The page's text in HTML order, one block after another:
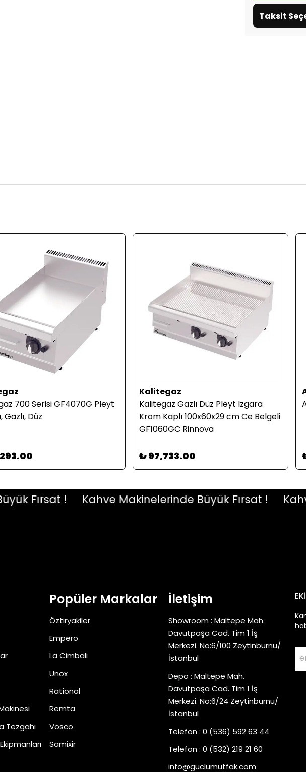
Taksit
700 Serisi GF4070G Pleyt
Gazlı, Düz
Kalitegaz
Kalitegaz Gazlı Düz Pleyt Izgara
Krom Kaplı 100x60x29 cm Ce Belgeli
GF1060GC Rinnova
₺ 97,733.00
Fırsat ! Kahve Makinelerinde Büyük Fırsat ! Kahve
Tezgahı
Popüler Markalar
Öztiryakiler
Empero
La Cimbali
Unox
Rational
Remta
Vosco
Samixir
İletişim
Showroom : Maltepe Mah.
Davutpaşa Cad. Tim 1 İş
Merkezi. No:6/100 Zeytinburnu/
İstanbul
Depo : Maltepe Mah.
Davutpaşa Cad. Tim 1 İş
Merkezi. No:6/24 Zeytinburnu/
İstanbul
Telefon : 0 (536) 592 63 44
Telefon : 0 (532) 219 21 60
info@guclumutfak.com